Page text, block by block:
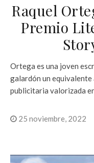
Raquel
Premio
Ortega es una joven
galardón un equivalente
publicitaria valorizada
25 noviembre, 2022